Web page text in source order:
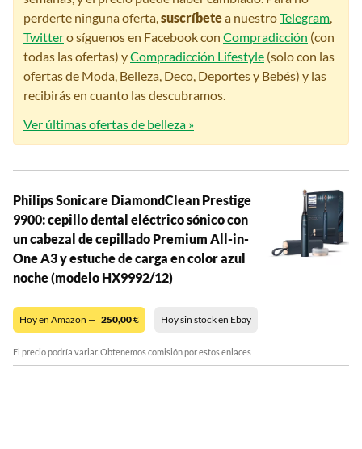
perderte ninguna oferta,suscríbetea nuestroTelegram,
Twittero síguenos en Facebook con Compradicción (con
todas las ofertas) yCompradicción Lifestyle (solo con las
ofertas de Moda, Belleza, Deco, Deportes y Bebés) y las
recibirás en cuanto las descubramos.
Ver últimas ofertas de belleza »
Philips Sonicare DiamondClean Prestige
9900: cepillo dental eléctrico sónico con
un cabezal de cepillado Premium All-in-
One A3 y estuche de carga en color azul
noche (modelo HX9992/12)
Hoy en Amazon — 250,00€ Hoy sin stock en Ebay
El precio podría variar. Obtenemos comisión por estos enlaces